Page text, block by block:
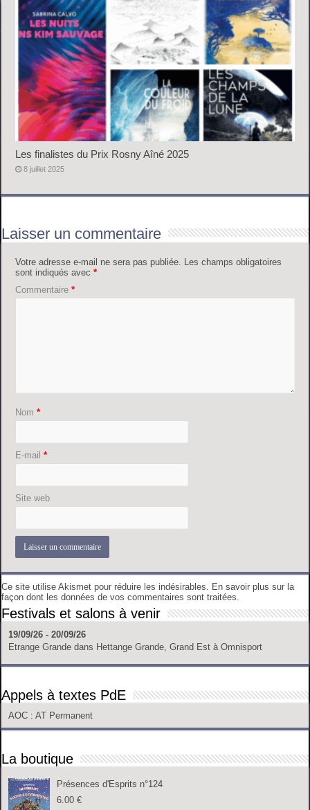
Les finalistes du Prix Rosny Aîné 2025
8 juillet 2025
Laisser un commentaire
Votre adresse e-mail ne sera pas publiée. Les champs obligatoires
sont indiqués avec*
Commentaire*
Nom*
E-mail*
Site web
Ce site utilise Akismet pour réduire les indésirables. En savoir plus sur la
façon dont les données de vos commentaires sont traitées.
Festivals et salons à venir
19/09/26 - 20/09/26
Etrange Grande dans Hettange Grande, Grand Est à Omnisport
Appels à textes PdE
AOC : AT Permanent
La boutique
Présences d'Esprits n°124
6.00€